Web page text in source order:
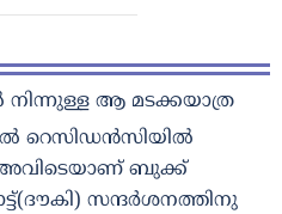
നിന്നുള്ള ആ മടക്കയാത്ര
റെസിഡൻസിയിൽ
അവിടെയാണ് ബുക്ക്
സന്ദർശനത്തിനു